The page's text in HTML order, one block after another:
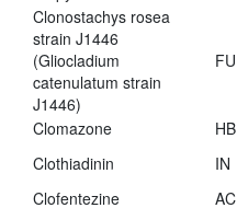
Clonostachys rosea
strain J1446
(Gliocladium
catenulatum strain
J1446)
FU
Clomazone HB
Clothiadinin
IN
Clofentezine
AC